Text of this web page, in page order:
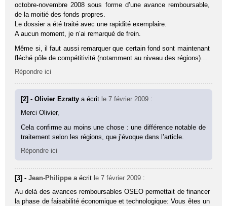
octobre-novembre 2008 sous forme d’une avance remboursable,
de la moitié des fonds propres.
Le dossier a été traité avec une rapidité exemplaire.
A aucun moment, je n’ai remarqué de frein.
Même si, il faut aussi remarquer que certain fond sont maintenant
fléché pôle de compétitivité (notamment au niveau des régions)…
Répondre ici
[2] - Olivier Ezrattya écrit le 7 février 2009 :
Merci Olivier,
Cela confirme au moins une chose : une différence notable de
traitement selon les régions, que j’évoque dans l’article.
Répondre ici
[3] -Jean-Philippe a écrit le 7 février 2009 :
Au delà des avances remboursables OSEO permettait de financer
la phase de faisabilité économique et technologique: Vous êtes un